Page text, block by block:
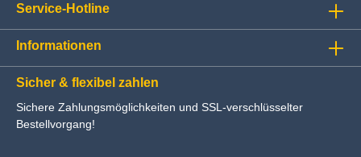
Service-Hotline
Informationen
Sicher & flexibel zahlen
Sichere Zahlungsmöglichkeiten und SSL-verschlüsselter
Bestellvorgang!